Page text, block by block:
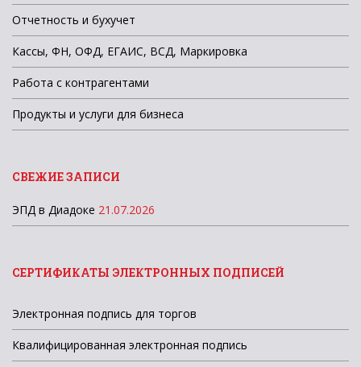
Отчетность и бухучет
Кассы, ФН, ОФД, ЕГАИС, ВСД, Маркировка
Работа с контрагентами
Продукты и услуги для бизнеса
СВЕЖИЕ ЗАПИСИ
ЭПД в Диадоке 21.07.2026
СЕРТИФИКАТЫ ЭЛЕКТРОННЫХ ПОДПИСЕЙ
Электронная подпись для торгов
Квалифицированная электронная подпись